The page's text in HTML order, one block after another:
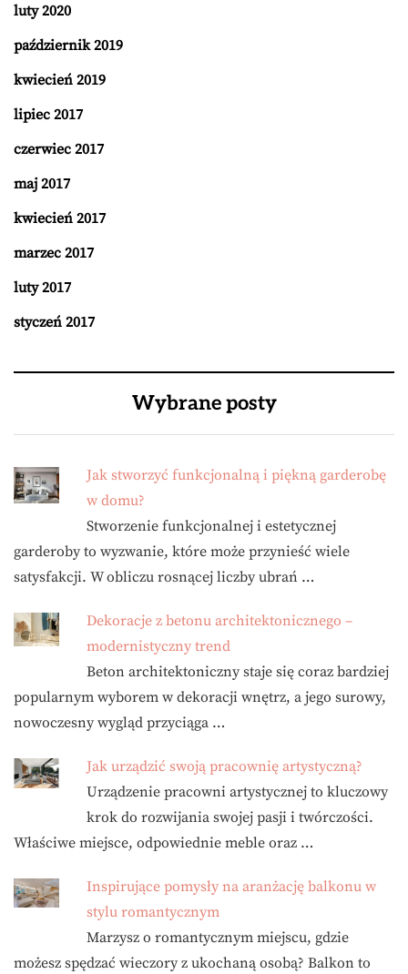
luty 2020
październik 2019
kwiecień 2019
lipiec 2017
czerwiec 2017
maj 2017
kwiecień 2017
marzec 2017
luty 2017
styczeń 2017
Wybrane posty
Jak stworzyć funkcjonalną i piękną garderobę
w domu?
Stworzenie funkcjonalnej i estetycznej
garderoby to wyzwanie, które może przynieść wiele
satysfakcji. W obliczu rosnącej liczby ubrań …
Dekoracje z betonu architektonicznego –
modernistyczny trend
Beton architektoniczny staje się coraz bardziej
popularnym wyborem w dekoracji wnętrz, a jego surowy,
nowoczesny wygląd przyciąga …
Jak urządzić swoją pracownię artystyczną?
Urządzenie pracowni artystycznej to kluczowy
krok do rozwijania swojej pasji i twórczości.
Właściwe miejsce, odpowiednie meble oraz …
Inspirujące pomysły na aranżację balkonu w
stylu romantycznym
Marzysz o romantycznym miejscu, gdzie
możesz spędzać wieczory z ukochaną osobą? Balkon to